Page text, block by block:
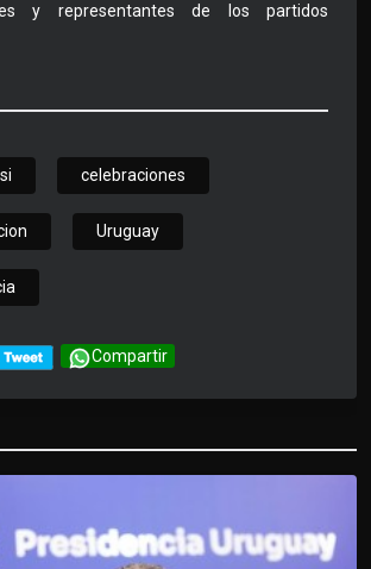
y representantes de los partidos
celebraciones
Uruguay
Compartir